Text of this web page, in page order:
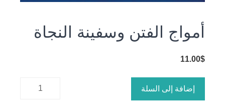
أمواج الفتن وسفينة النجاة
11.00$
كمية أمواج
إضافة إلى السلة